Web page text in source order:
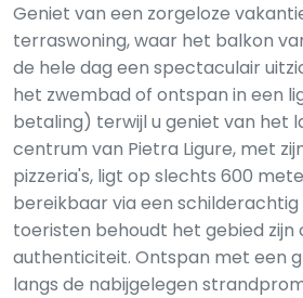
Geniet van een zorgeloze
terraswoning, waar het balkon
de hele dag een spectaculair
het zwembad of ontspan in een
betaling) terwijl u geniet van het
centrum van Pietra Ligure, met
pizzeria's, ligt op slechts 600
bereikbaar via een schilderachtig
toeristen behoudt het gebied zijn
authenticiteit. Ontspan met een
langs de nabijgelegen